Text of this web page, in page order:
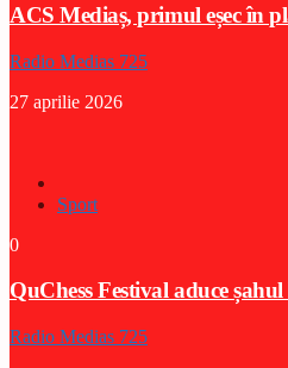
ACS Mediaș, primul eșec în
Radio Medias 725
27 aprilie 2026
Sport
0
QuChess Festival aduce
Radio Medias 725